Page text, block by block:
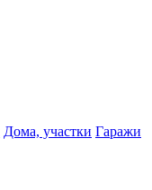
Дома, участки Гаражи